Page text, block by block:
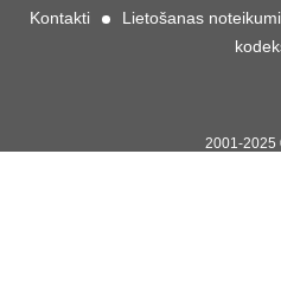
Kontakti
Lietošanas noteikumi
2001-2025